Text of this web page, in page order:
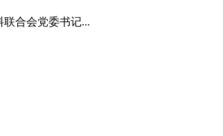
合会党委书记...